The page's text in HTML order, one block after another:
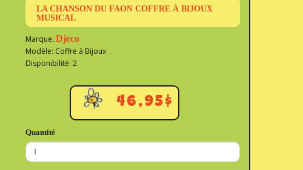
LA CHANSON DU FAON COFFRE À BIJOUX
MUSICAL
Marque:Djeco
Modèle: Coffre à Bijoux
Disponibilité: 2
46,95$
Quantité